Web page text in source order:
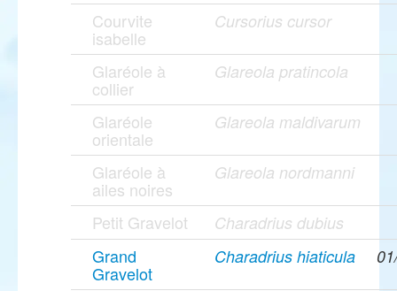
Courvite
isabelle
Cursorius cursor
Glaréole à
collier
Glareola pratincola
Glaréole
orientale
Glareola maldivarum
Glaréole à
ailes noires
Glareola nordmanni
Petit Gravelot Charadrius dubius
Grand
Gravelot
Charadrius hiaticula